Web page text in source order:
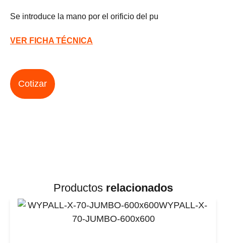
Se introduce la mano por el orificio del pu
VER FICHA TÉCNICA
Cotizar
Productos relacionados